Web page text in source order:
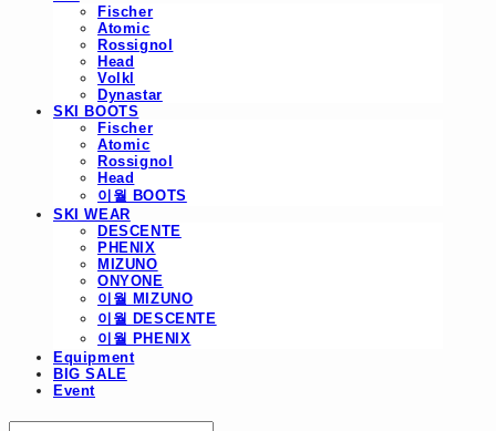
Fischer
Atomic
Rossignol
Head
Volkl
Dynastar
SKI BOOTS
Fischer
Atomic
Rossignol
Head
이월 BOOTS
SKI WEAR
DESCENTE
PHENIX
MIZUNO
ONYONE
이월 MIZUNO
이월 DESCENTE
이월 PHENIX
Equipment
BIG SALE
Event